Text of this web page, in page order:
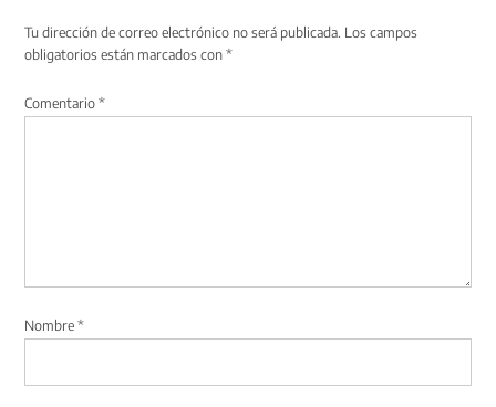
Tu dirección de correo electrónico no será publicada. Los campos
obligatorios están marcados con*
Comentario*
Nombre*